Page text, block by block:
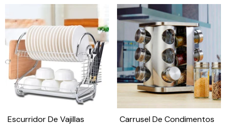
Escurridor De Vajillas
Carrusel De Condimentos